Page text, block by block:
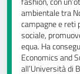
ambientale tra
campagne e reti
sociale,
equa. Ha
Economics and
all’Università di